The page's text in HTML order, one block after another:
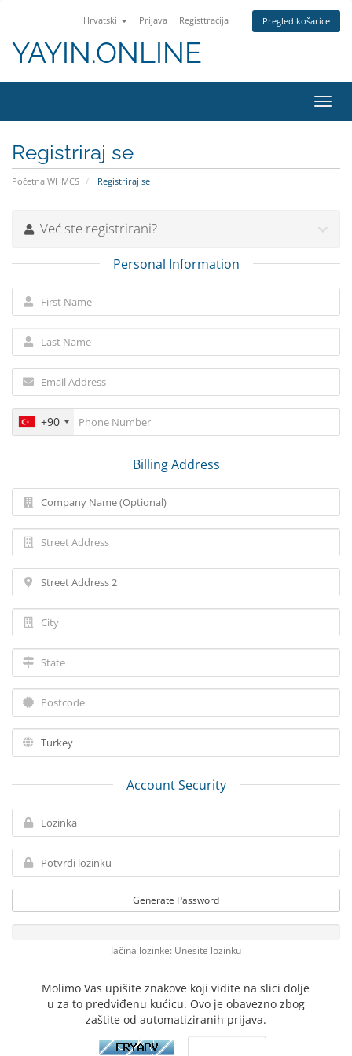
Hrvatski Prijava Registtracija Pregled košarice
YAYIN.ONLINE
Registriraj se
Početna WHMCS Registriraj se
Već ste registrirani?
Personal Information
+90
Billing Address
Account Security
Generate Password
Jačina lozinke: Unesite lozinku
Molimo Vas upišite znakove koji vidite na slici dolje
u za to predviđenu kućicu. Ovo je obavezno zbog
zaštite od automatiziranih prijava.